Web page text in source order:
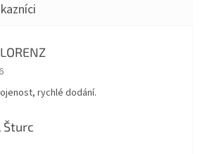
obchodu je 5 z 5 hvězdiček.
rychlé dodání.
Šturc
obchodu je 5 z 5 hvězdiček.